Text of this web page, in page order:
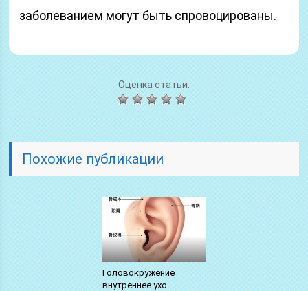
заболеванием могут быть спровоцированы.
Оценка статьи:
Похожие публикации
Головокружение
внутреннее ухо